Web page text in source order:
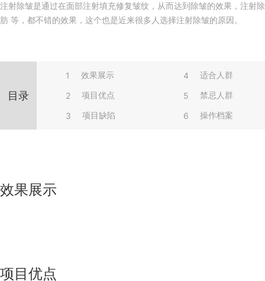
注射除皱是通过在面部注射填充修复皱纹，从而达到除皱的效果，注射
肪 等，都不错的效果，这个也是近来很多人选择注射除皱的原因。
目录
1 效果展示
2 项目优点
3 项目缺陷
4 适合人群
5 禁忌人群
6 操作档案
效果展示
项目优点